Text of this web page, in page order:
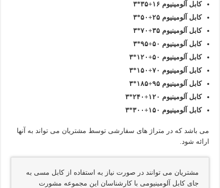
کابل آلومینیوم ۱۶+۳۵*۳
کابل آلومینیوم ۲۵+۵۰*۳
کابل آلومینیوم ۳۵+۷۰*۳
کابل آلومینیوم ۵۰+۹۵*۳
کابل آلومینیوم ۵۰+۱۲۰*۳
کابل آلومینیوم ۷۰+۱۵۰*۳
کابل آلومینیوم ۹۵+۱۸۵*۳
کابل آلومینیوم ۱۲۰+۲۴۰*۳
کابل آلومینیوم ۱۵۰+۳۰۰*۳
می باشد که در متراژ های سفارشی توسط مشتریان می تواند به آنها
ارائه شود.
مشتریان می توانند در صورت نیاز به استفاده از کابل مسی به
جای کابل آلومینیومی با کارشناسان این مجموعه مشورت